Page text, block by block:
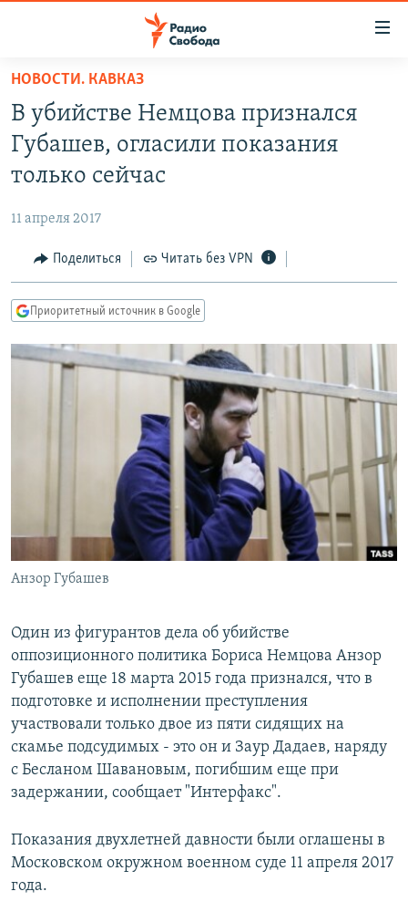
упрощенного
доступа
Вернуться
основному
Вернутся
Вернутся
поиску
ПРОГРАММЫ
ПОДКАСТЫ
АВТОРСКИЕ ПРОЕКТЫ
МНЕНИЯ
КУЛЬТУРА
КАВКАЗ.РЕАЛИИ
СЕВЕР.РЕАЛИИ
РАСПИСАНИЕ ВЕЩАНИЯ
ПОДПИШИТЕСЬ НА РАССЫЛКУ
СОЦИАЛЬНЫЕ СЕТИ
Все сайты РСЕ/РС
НОВОСТИ. КАВКАЗ
В убийстве Немцова признался
Губашев, огласили показания
только сейчас
11 апреля 2017
Поделиться Читать без VPN
Приоритетный источник в Google
Анзор Губашев
Один из фигурантов дела об убийстве
оппозиционного политика Бориса Немцова Анзор
Губашев еще 18 марта 2015 года признался, что в
подготовке и исполнении преступления
участвовали только двое из пяти сидящих на
скамье подсудимых - это он и Заур Дадаев, наряду
с Бесланом Шавановым, погибшим еще при
задержании, сообщает "Интерфакс".
Показания двухлетней давности были оглашены в
Московском окружном военном суде 11 апреля 2017
года.